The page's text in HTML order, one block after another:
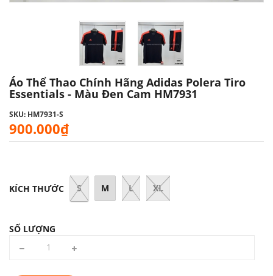
Áo Thể Thao Chính Hãng Adidas Polera Tiro
Essentials - Màu Đen Cam HM7931
SKU: HM7931-S
900.000₫
KÍCH THƯỚC S M L XL
SỐ LƯỢNG